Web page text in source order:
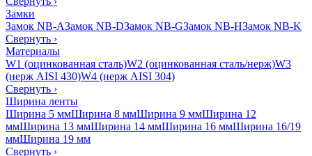
Замки
Замок NB-AЗамок NB-DЗамок NB-GЗамок NB-HЗамок NB-K
Свернуть ›
Материалы
W1 (оцинкованная сталь)W2 (оцинкованная сталь/нерж)W3
(нерж AISI 430)W4 (нерж AISI 304)
Свернуть ›
Ширина ленты
Ширина 5 ммШирина 8 ммШирина 9 ммШирина 12
ммШирина 13 ммШирина 14 ммШирина 16 ммШирина 16/19
ммШирина 19 мм
Свернуть ›